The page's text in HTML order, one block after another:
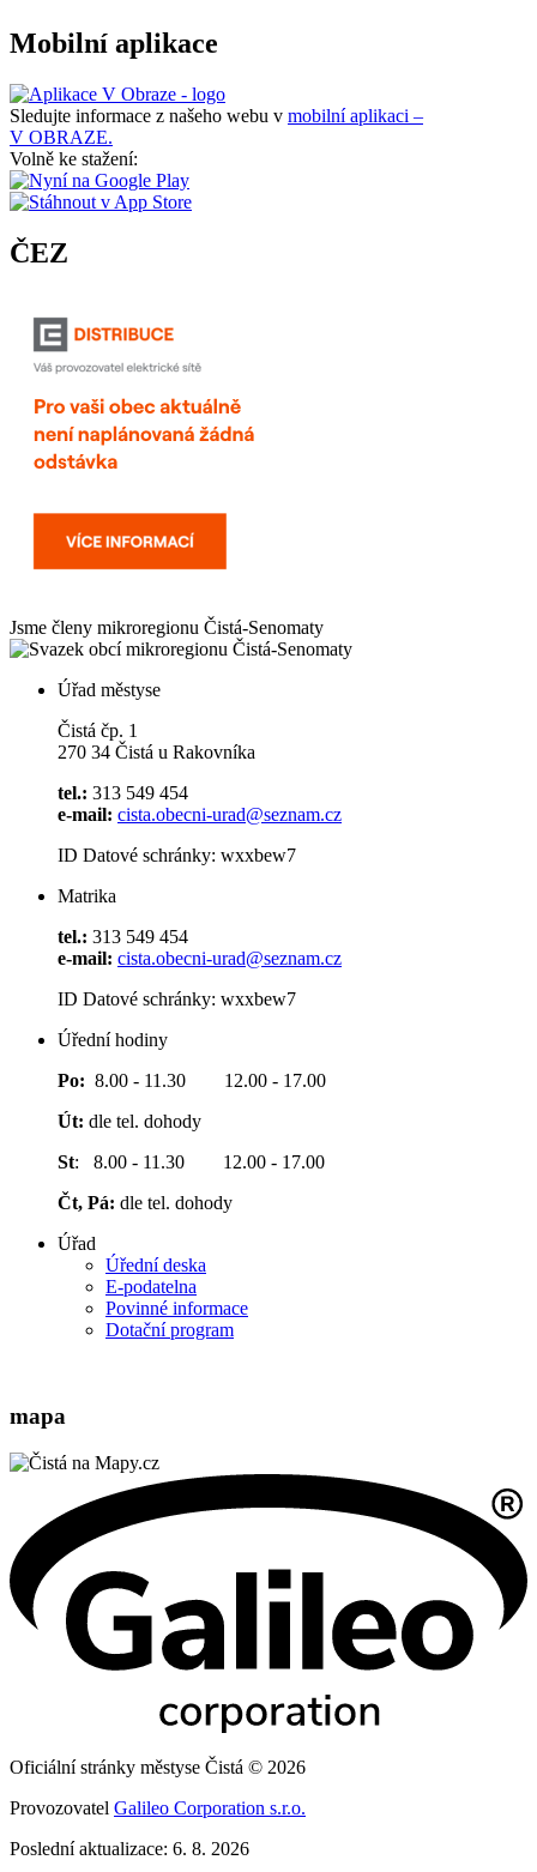
Mobilní aplikace
Sledujte informace z našeho webu v mobilní aplikaci –
V OBRAZE.
Volně ke stažení:
ČEZ
Jsme členy mikroregionu Čistá-Senomaty
Úřad městyse
Čistá čp. 1
270 34 Čistá u Rakovníka
tel.: 313 549 454
e-mail: cista.obecni-urad@seznam.cz
ID Datové schránky: wxxbew7
Matrika
tel.: 313 549 454
e-mail: cista.obecni-urad@seznam.cz
ID Datové schránky: wxxbew7
Úřední hodiny
Po: 8.00 - 11.30 12.00 - 17.00
Út: dle tel. dohody
St: 8.00 - 11.30 12.00 - 17.00
Čt, Pá: dle tel. dohody
Úřad
Úřední deska
E-podatelna
Povinné informace
Dotační program
mapa
Oficiální stránky městyse Čistá © 2026
Provozovatel Galileo Corporation s.r.o.
Poslední aktualizace: 6. 8. 2026